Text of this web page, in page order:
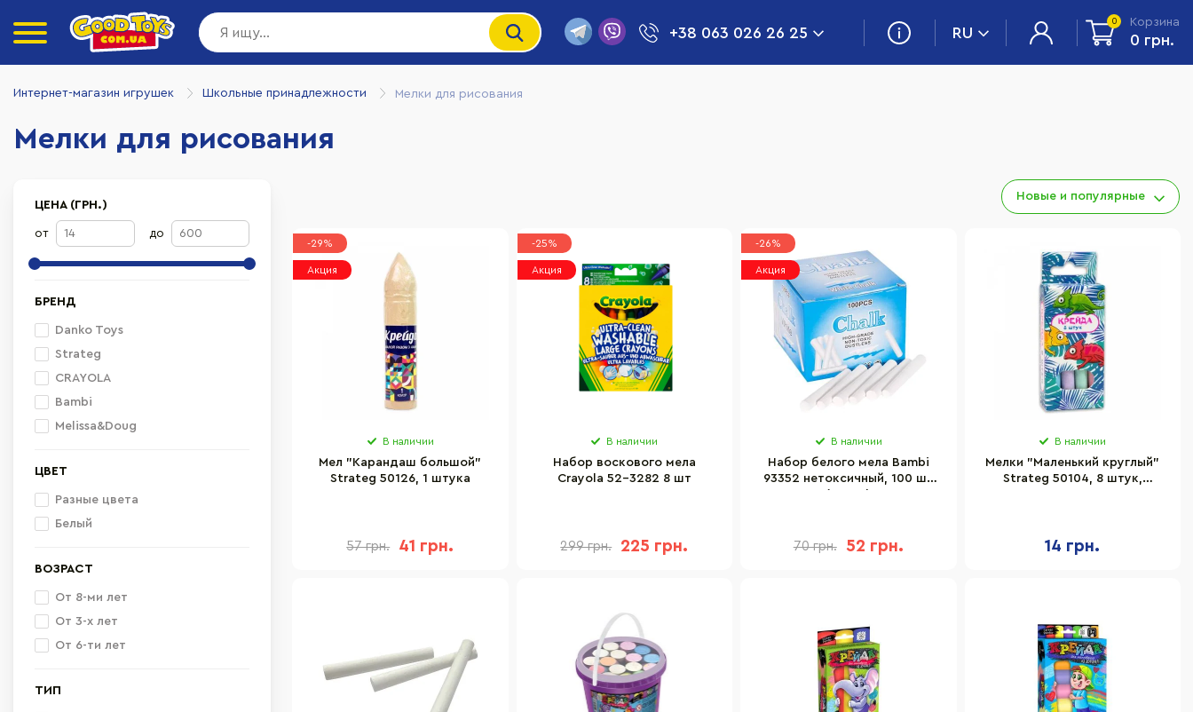
+38 063 026 26 25 RU
0 Корзина
0 грн.
Интернет-магазин игрушек Школьные принадлежности Мелки для рисования
Мелки для рисования
ЦЕНА (ГРН.)
от до
БРЕНД
Danko Toys
Strateg
CRAYOLA
Bambi
Melissa&Doug
ЦВЕТ
Разные цвета
Белый
ВОЗРАСТ
От 8-ми лет
От 3-х лет
От 6-ти лет
ТИП
Новые и популярные
-29%
Акция
В наличии
Мел "Карандаш большой"
Strateg 50126, 1 штука
57 грн. 41 грн.
-25%
Акция
В наличии
Набор воскового мела
Crayola 52-3282 8 шт
299 грн. 225 грн.
-26%
Акция
В наличии
Набор белого мела Bambi
93352 нетоксичный, 100 шт
70 грн. 52 грн.
В наличии
Мелки "Маленький круглый"
Strateg 50104, 8 штук,
14 грн.